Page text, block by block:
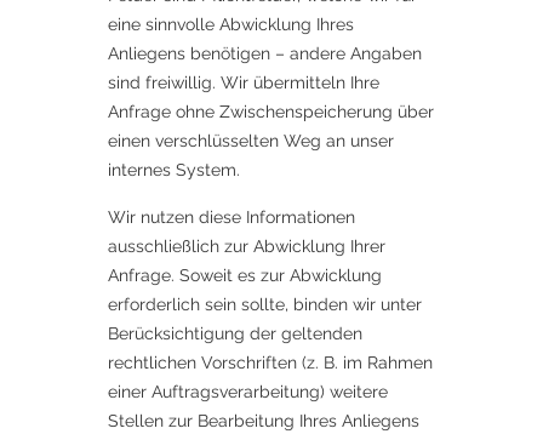
eine sinnvolle Abwicklung Ihres
Anliegens benötigen – andere Angaben
sind freiwillig. Wir übermitteln Ihre
Anfrage ohne Zwischenspeicherung über
einen verschlüsselten Weg an unser
internes System.
Wir nutzen diese Informationen
ausschließlich zur Abwicklung Ihrer
Anfrage. Soweit es zur Abwicklung
erforderlich sein sollte, binden wir unter
Berücksichtigung der geltenden
rechtlichen Vorschriften (z. B. im Rahmen
einer Auftragsverarbeitung) weitere
Stellen zur Bearbeitung Ihres Anliegens